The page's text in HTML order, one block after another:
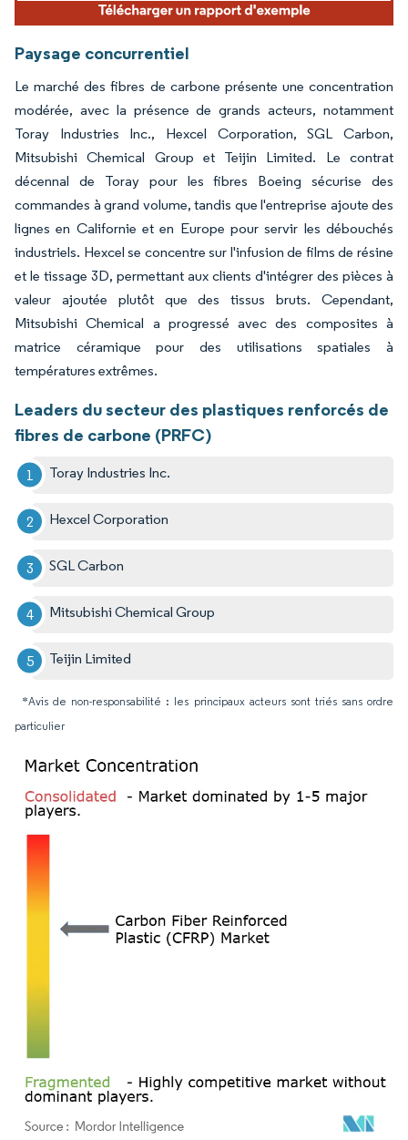
Paysage concurrentiel
Le marché des fibres de carbone présente une concentration
modérée, avec la présence de grands acteurs, notamment
Toray Industries Inc., Hexcel Corporation, SGL Carbon,
Mitsubishi Chemical Group et Teijin Limited. Le contrat
décennal de Toray pour les fibres Boeing sécurise des
commandes à grand volume, tandis que l'entreprise ajoute des
lignes en Californie et en Europe pour servir les débouchés
industriels. Hexcel se concentre sur l'infusion de films de résine
et le tissage 3D, permettant aux clients d'intégrer des pièces à
valeur ajoutée plutôt que des tissus bruts. Cependant,
Mitsubishi Chemical a progressé avec des composites à
matrice céramique pour des utilisations spatiales à
températures extrêmes.
Leaders du secteur des plastiques renforcés de
fibres de carbone (PRFC)
Toray Industries Inc.
Hexcel Corporation
SGL Carbon
Mitsubishi Chemical Group
Teijin Limited
*Avis de non-responsabilité : les principaux acteurs sont triés sans ordre
particulier